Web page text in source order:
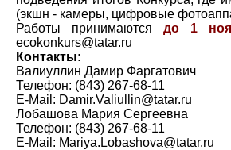
(экшн - камеры, цифровые
Работы принимаютсядо 1
ecokonkurs@tatar.ru
Контакты:
Валиуллин Дамир Фаргатович
Телефон: (843) 267-68-11
E-Mail: Damir.Valiullin@tatar.ru
Лобашова Мария Сергеевна
Телефон: (843) 267-68-11
E-Mail: Mariya.Lobashova@tatar.ru